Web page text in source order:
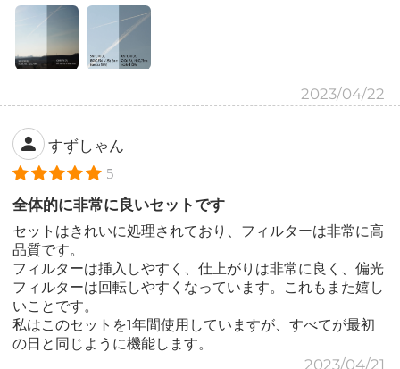
2023/04/22
すずしゃん
5
全体的に非常に良いセットです
セットはきれいに処理されており、フィルターは非常に高
品質です。
フィルターは挿入しやすく、仕上がりは非常に良く、偏光
フィルターは回転しやすくなっています。これもまた嬉し
いことです。
私はこのセットを1年間使用していますが、すべてが最初
の日と同じように機能します。
2023/04/21